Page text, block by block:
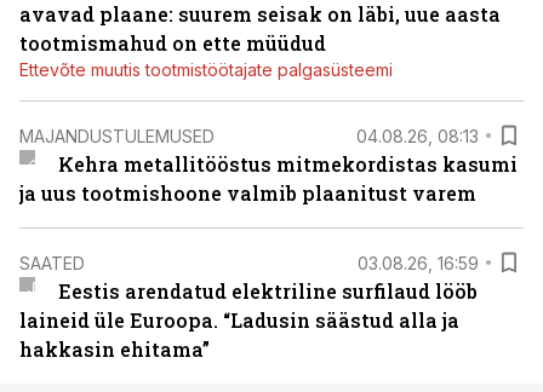
avavad plaane: suurem seisak on läbi, uue aasta
tootmismahud on ette müüdud
Ettevõte muutis tootmistöötajate palgasüsteemi
MAJANDUSTULEMUSED 04.08.26, 08:13
Kehra metallitööstus mitmekordistas kasumi
ja uus tootmishoone valmib plaanitust varem
SAATED 03.08.26, 16:59
Eestis arendatud elektriline surfilaud lööb
laineid üle Euroopa. “Ladusin säästud alla ja
hakkasin ehitama”